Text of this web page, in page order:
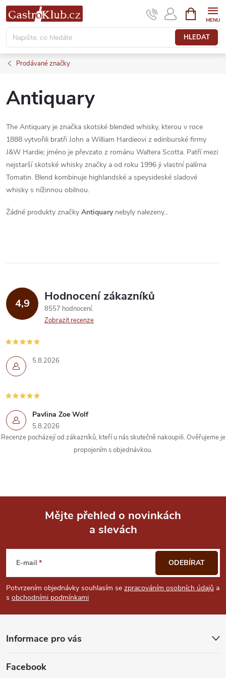
Přejít
na
obsah
HLEDAT
NÁKUPNÍ
KOŠÍK
Prodávané značky
Antiquary
The Antiquary je značka skotské blended whisky, kterou v roce
1888 vytvořili bratři John a William Hardieovi z edinburské firmy
J&W Hardie; jméno je převzato z románu Waltera Scotta. Patří mezi
nejstarší skotské whisky značky a od roku 1996 ji vlastní palírna
Tomatin. Blend kombinuje highlandské a speysideské sladové
whisky s nížinnou obilnou.
Žádné produkty značky Antiquarynebyly nalezeny...
4,9 Hodnocení zákazníků
8557 hodnocení
Zobrazit recenze
5.8.2026
Pavlina Zoe Wolf
5.8.2026
Recenze pocházejí od zákazníků, kteří u nás skutečně nakoupili. Ověřujeme je
propojením s objednávkou.
p
a
Mějte přehled o novinkách
a slevách
E-mail
Potvrzením objednávky souhlasím se zpracováním osobních údajů a
s obchodními podmínkami
ODEBÍRAT
Informace pro vás
Facebook